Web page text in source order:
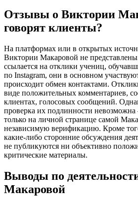
Отзывы о Виктории
говорят клиенты?
На платформах или в открытых
Виктории Макаровой не
ссылается на отклики учениц,
по Instagram, они в основном
происходит обмен контактами.
виде положительных комментариев,
клиентах, голосовых сообщений.
проверка их подлинности невозможна
только на личной странице самой
независимую верификацию. Кроме
какие-либо сторонние обсуждения
не публикуются ни объективно
критические материалы.
Выводы по
Макаровой